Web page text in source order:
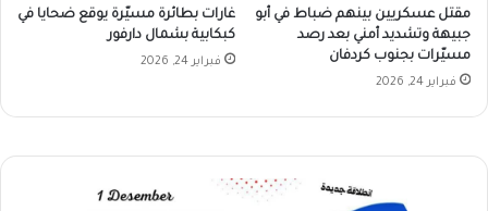
مقتل عسكريين بينهم ضباط في أبو
جبيهة وتشديد أمني بعد رصد
مسيّرات بجنوب كردفان
فبراير 24, 2026
غارات بطائرة مسيّرة يوقع ضحايا في
كبكابية بشمال دارفور
فبراير 24, 2026